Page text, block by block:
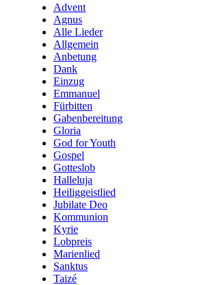
Advent
Agnus
Alle Lieder
Allgemein
Anbetung
Dank
Einzug
Emmanuel
Fürbitten
Gabenbereitung
Gloria
God for Youth
Gospel
Gotteslob
Halleluja
Heiliggeistlied
Jubilate Deo
Kommunion
Kyrie
Lobpreis
Marienlied
Sanktus
Taizé